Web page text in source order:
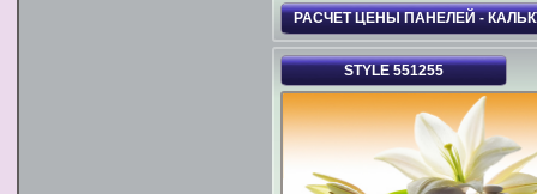
РАСЧЕТ ЦЕНЫ ПАНЕЛЕЙ -
STYLE 551255